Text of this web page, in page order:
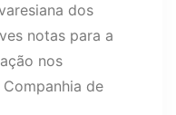
dos
notas para a
nos
de